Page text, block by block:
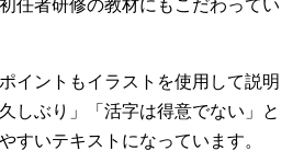
任者研修の教材にもこだわってい
イントもイラストを使用して説明
しぶり」「活字は得意でない」と
すいテキストになっています。